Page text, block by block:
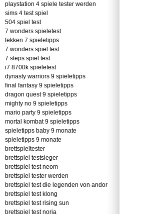
playstation 4 spiele tester werden
sims 4 test spiel
504 spiel test
7 wonders spieletest
tekken 7 spieletipps
7 wonders spiel test
7 steps spiel test
i7 8700k spieletest
dynasty warriors 9 spieletipps
final fantasy 9 spieletipps
dragon quest 9 spieletipps
mighty no 9 spieletipps
mario party 9 spieletipps
mortal kombat 9 spieletipps
spieletipps baby 9 monate
spieletipps 9 monate
brettspieltester
brettspiel testsieger
brettspiel test neom
brettspiel tester werden
brettspiel test die legenden von andor
brettspiel test klong
brettspiel test rising sun
brettspiel test noria